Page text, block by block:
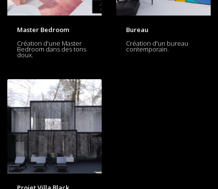
Master Bedroom
Création d'une Master
Bedroom dans des tons
doux.
Bureau
Création d'un bureau
contemporain.